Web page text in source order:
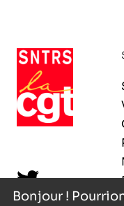
Bonjour !